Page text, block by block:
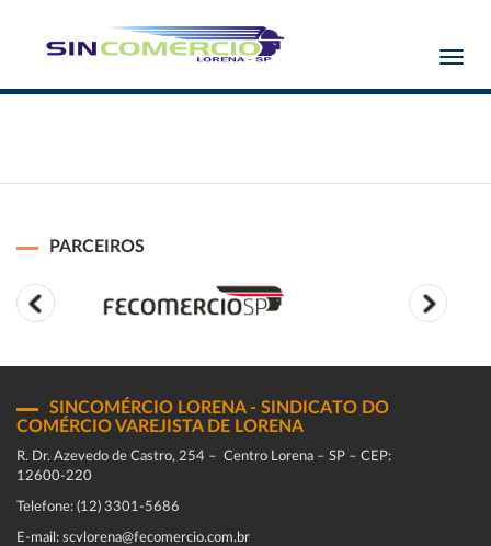
PARCEIROS
SINCOMÉRCIO LORENA - SINDICATO DO
COMÉRCIO VAREJISTA DE LORENA
R. Dr. Azevedo de Castro, 254 – Centro Lorena – SP – CEP:
12600-220
Telefone: (12) 3301-5686
E-mail: scvlorena@fecomercio.com.br